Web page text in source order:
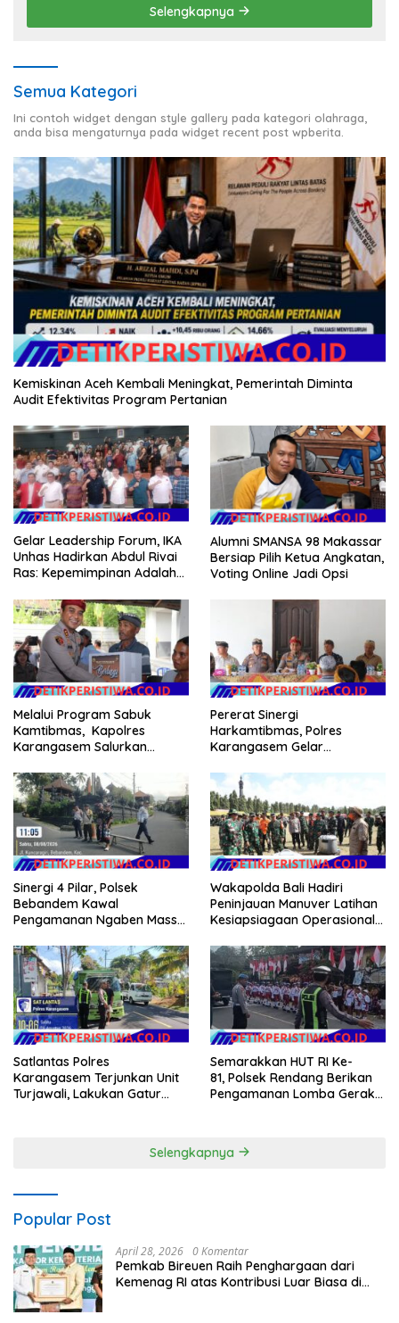
Selengkapnya
Semua Kategori
Ini contoh widget dengan style gallery pada kategori olahraga,
anda bisa mengaturnya pada widget recent post wpberita.
Kemiskinan Aceh Kembali Meningkat, Pemerintah Diminta
Audit Efektivitas Program Pertanian
Gelar Leadership Forum, IKA
Unhas Hadirkan Abdul Rivai
Ras: Kepemimpinan Adalah
Alumni SMANSA 98 Makassar
Bersiap Pilih Ketua Angkatan,
Voting Online Jadi Opsi
Melalui Program Sabuk
Kamtibmas, Kapolres
Karangasem Salurkan
Warga Kurang Mampu
Pererat Sinergi
Harkamtibmas, Polres
Karangasem Gelar
Kamtibmas di Dangin Sema II
Sinergi 4 Pilar, Polsek
Bebandem Kawal
Pengamanan Ngaben Massal
Tihingan
Wakapolda Bali Hadiri
Peninjauan Manuver Latihan
Kesiapsiagaan Operasional
Satlantas Polres
Karangasem Terjunkan Unit
Turjawali, Lakukan Gatur
Semarakkan HUT RI Ke-
81, Polsek Rendang Berikan
Pengamanan Lomba Gerak
Selengkapnya
Popular Post
April 28, 2026 0 Komentar
Pemkab Bireuen Raih Penghargaan dari
Kemenag RI atas Kontribusi Luar Biasa di